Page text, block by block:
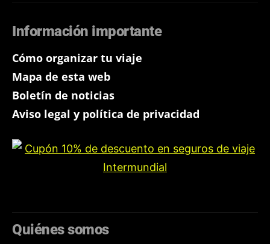
Información importante
Cómo organizar tu viaje
Mapa de esta web
Boletín de noticias
Aviso legal y política de privacidad
Quiénes somos